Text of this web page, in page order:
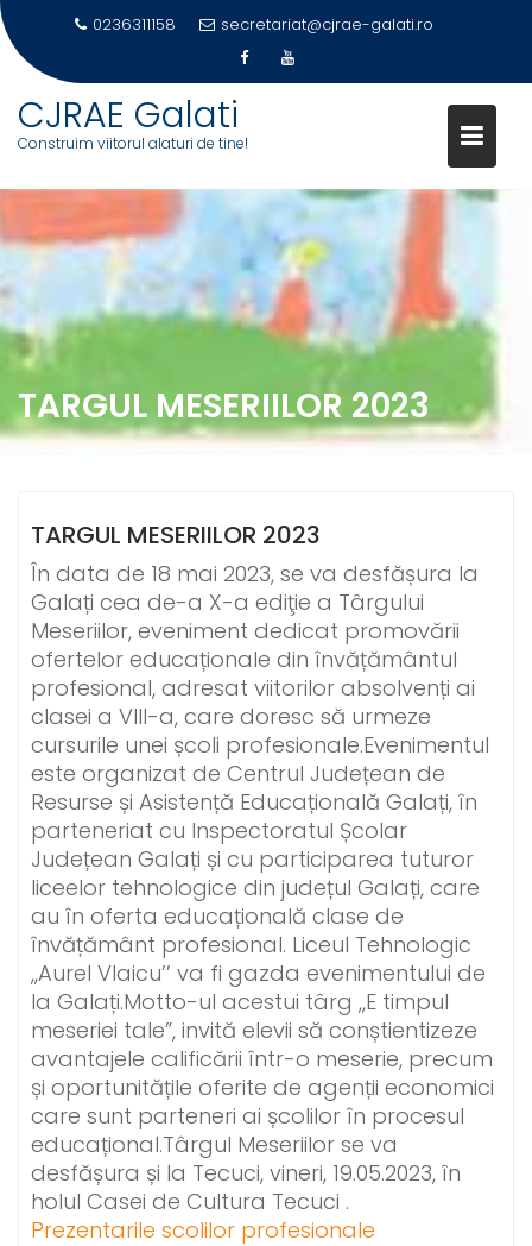
to
content
0236311158 secretariat@cjrae-galati.ro
CJRAE Galati
Construim viitorul alaturi de tine!
TARGUL MESERIILOR 2023
TARGUL MESERIILOR 2023
În data de 18 mai 2023, se va desfășura la
Galați cea de-a X-a ediţie a Târgului
Meseriilor, eveniment dedicat promovării
ofertelor educaționale din învățământul
profesional, adresat viitorilor absolvenți ai
clasei a VIII-a, care doresc să urmeze
cursurile unei școli profesionale.Evenimentul
este organizat de Centrul Județean de
Resurse și Asistență Educațională Galați, în
parteneriat cu Inspectoratul Școlar
Județean Galați și cu participarea tuturor
liceelor tehnologice din județul Galați, care
au în oferta educațională clase de
învățământ profesional. Liceul Tehnologic
,,Aurel Vlaicu’’ va fi gazda evenimentului de
la Galați.Motto-ul acestui târg ,,E timpul
meseriei tale”, invită elevii să conștientizeze
avantajele calificării într-o meserie, precum
și oportunitățile oferite de agenții economici
care sunt parteneri ai școlilor în procesul
educațional.Târgul Meseriilor se va
desfășura și la Tecuci, vineri, 19.05.2023, în
holul Casei de Cultura Tecuci .
Prezentarile scolilor profesionale